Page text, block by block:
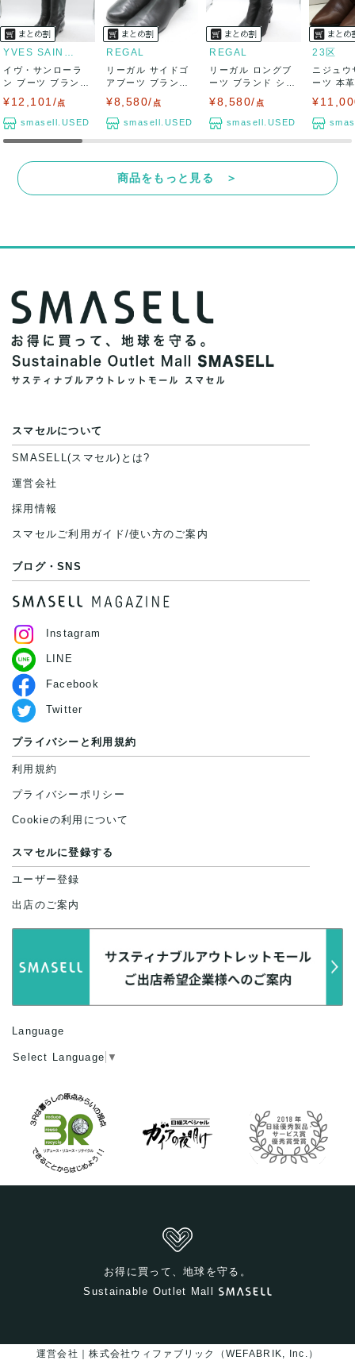
YVES SAINT LAURENT
イヴ・サンローラ
ン ブーツ ブランド
シューズ 靴...
¥12,101/点
smasell.USED
REGAL
リーガル サイドゴ
アブーツ ブランド
シューズ 靴...
¥8,580/ 点
smasell.USED
REGAL
リーガル ロングブ
ーツ ブランド シュ
ーズ 靴 日...
¥8,580/ 点
smasell.USED
23区
ニジュウ
ーツ 本
レザー
商品をもっと見る ＞
スマセルについて
SMASELL(スマセル)とは?
運営会社
採用情報
スマセルご利用ガイド/使い方のご案内
ブログ・SNS
Instagram
LINE
Facebook
Twitter
プライバシーと利用規約
利用規約
プライバシーポリシー
Cookieの利用について
スマセルに登録する
ユーザー登録
出店のご案内
Language
Select Language ▼
お得に買って、地球を守る。
Sustainable Outlet Mall
運営会社｜株式会社ウィファブリック（WEFABRIK, Inc.）